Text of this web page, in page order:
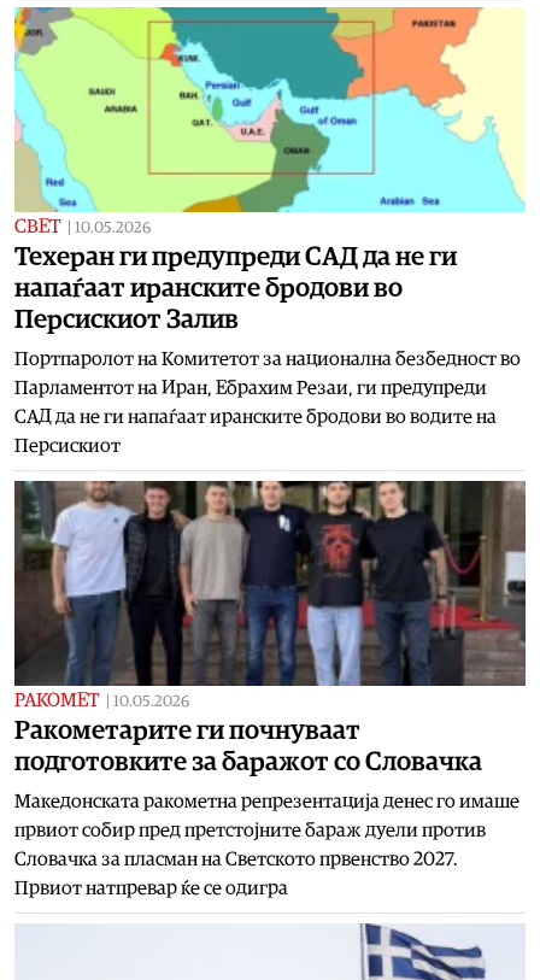
СВЕТ 10.05.2026
Техеран ги предупреди САД да не ги
напаѓаат иранските бродови во
Персискиот Залив
Портпаролот на Комитетот за национална безбедност во
Парламентот на Иран, Ебрахим Резаи, ги предупреди
САД да не ги напаѓаат иранските бродови во водите на
Персискиот
РАКОМЕТ 10.05.2026
Ракометарите ги почнуваат
подготовките за баражот со Словачка
Македонската ракометна репрезентација денес го имаше
првиот собир пред претстојните бараж дуели против
Словачка за пласман на Светското првенство 2027.
Првиот натпревар ќе се одигра